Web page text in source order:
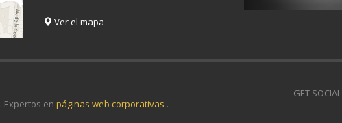
Ver el mapa
GET SOCIAL
. Expertos en páginas web corporativas .